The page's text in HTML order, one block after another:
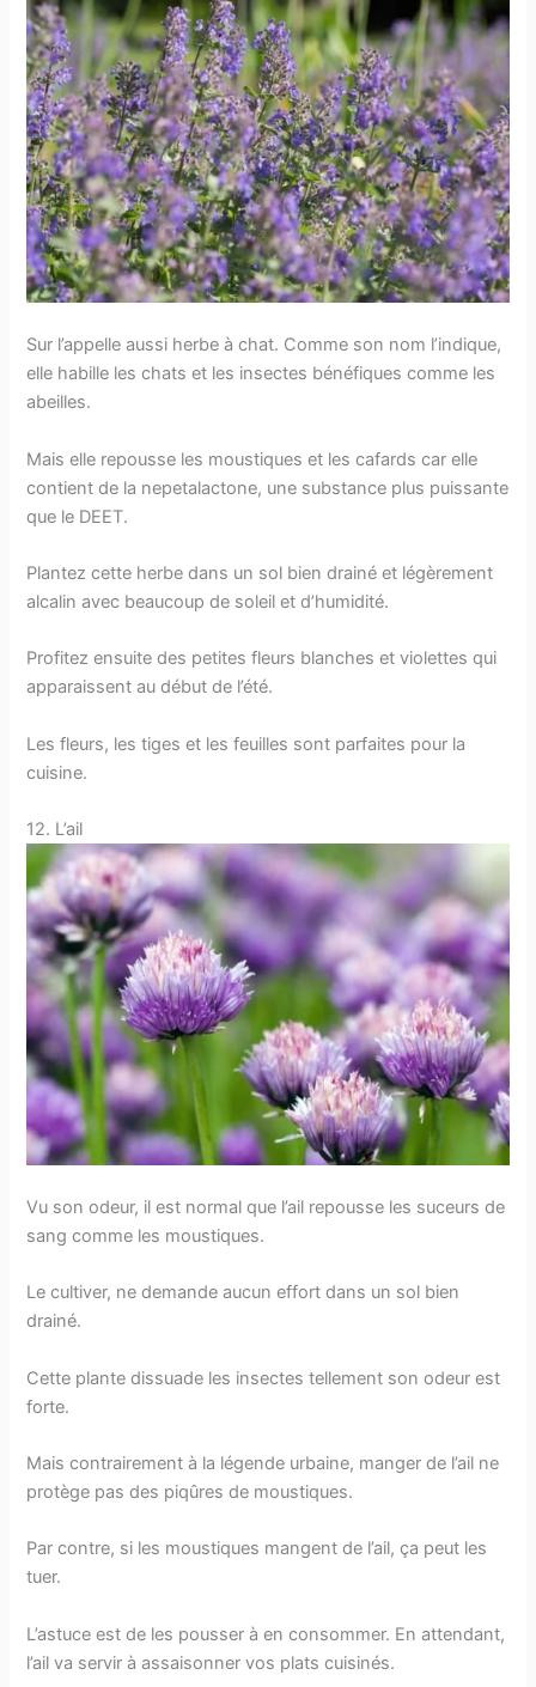
Sur l’appelle aussi herbe à chat. Comme son nom l’indique,
elle habille les chats et les insectes bénéfiques comme les
abeilles.
Mais elle repousse les moustiques et les cafards car elle
contient de la nepetalactone, une substance plus puissante
que le DEET.
Plantez cette herbe dans un sol bien drainé et légèrement
alcalin avec beaucoup de soleil et d’humidité.
Profitez ensuite des petites fleurs blanches et violettes qui
apparaissent au début de l’été.
Les fleurs, les tiges et les feuilles sont parfaites pour la
cuisine.
12. L’ail
Vu son odeur, il est normal que l’ail repousse les suceurs de
sang comme les moustiques.
Le cultiver, ne demande aucun effort dans un sol bien
drainé.
Cette plante dissuade les insectes tellement son odeur est
forte.
Mais contrairement à la légende urbaine, manger de l’ail ne
protège pas des piqûres de moustiques.
Par contre, si les moustiques mangent de l’ail, ça peut les
tuer.
L’astuce est de les pousser à en consommer. En attendant,
l’ail va servir à assaisonner vos plats cuisinés.